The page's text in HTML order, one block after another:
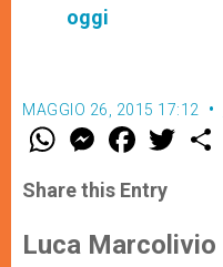
oggi
MAGGIO 26, 2015 17:12
W
t
s
p
p
M
e
s
e
g
e
F
a
e
b
o
k
w
r
Share this Entry
Luca Marcolivio